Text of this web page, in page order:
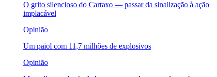
O grito silencioso do Cartaxo — passar da sinalização à ação
implacável
Opinião
Um paiol com 11,7 milhões de explosivos
Opinião